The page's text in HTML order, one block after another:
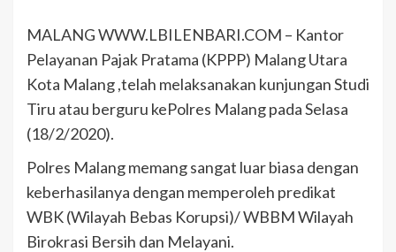
MALANG WWW.LBILENBARI.COM – Kantor
Pelayanan Pajak Pratama (KPPP) Malang Utara
Kota Malang ,telah melaksanakan kunjungan Studi
Tiru atau berguru kePolres Malang pada Selasa
(18/2/2020).
Polres Malang memang sangat luar biasa dengan
keberhasilanya dengan memperoleh predikat
WBK (Wilayah Bebas Korupsi)/ WBBM Wilayah
Birokrasi Bersih dan Melayani.